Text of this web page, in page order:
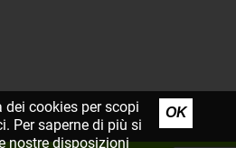
cookies per scopi
Per saperne di più si
nostredisposizioni
OK